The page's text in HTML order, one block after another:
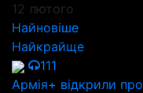
12 лютого
Найновіше
Найкрайще
111
Армія+ відкрили